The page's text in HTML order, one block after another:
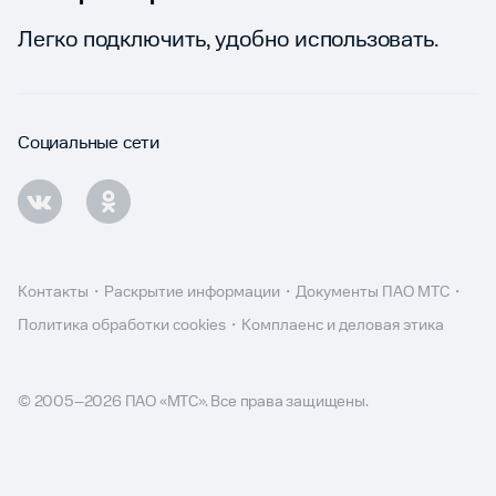
Легко подключить, удобно использовать.
Социальные сети
© 2005–2026 ПАО «МТС». Все права защищены.
Контакты Раскрытие информации
Документы ПАО МТС
Политика обработки cookies
Комплаенс и деловая этика